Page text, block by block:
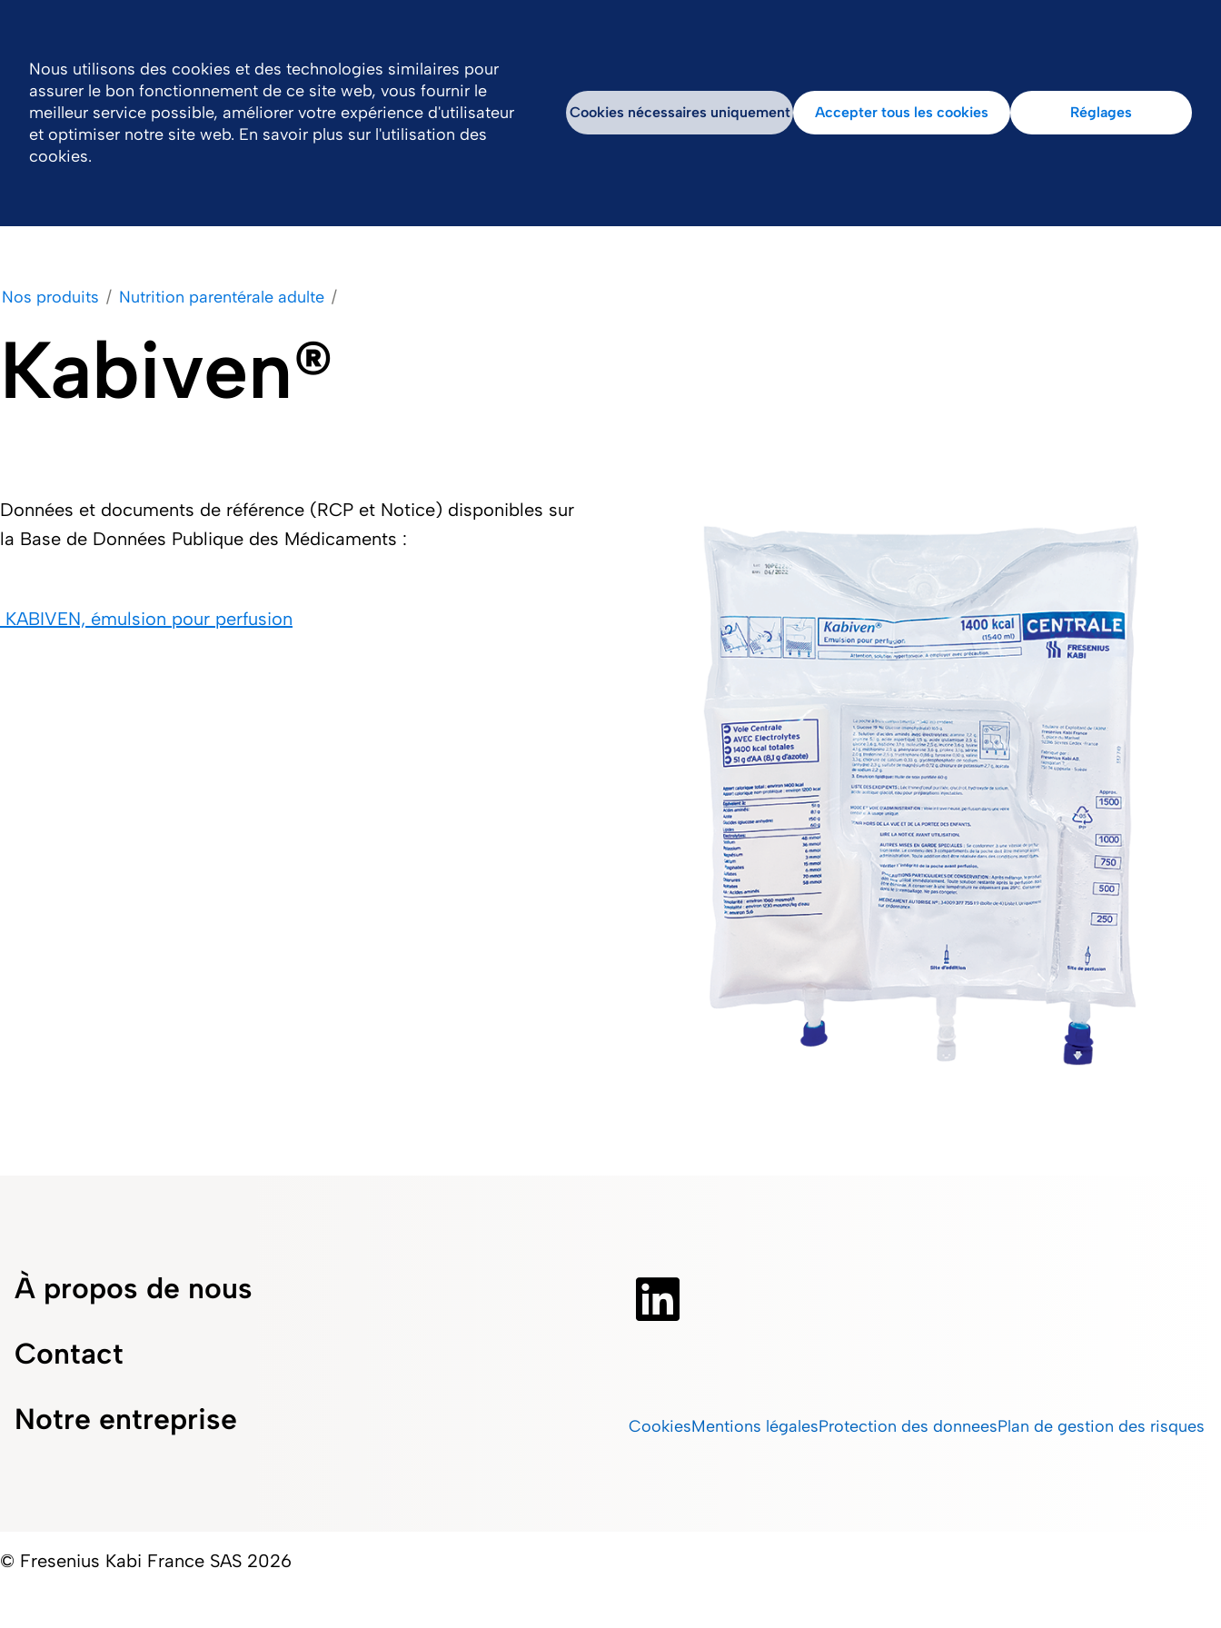
Notre entreprise Nos produits Notre expertise Nos actualités Travailler avec nous Nos sites en France
Nos produits Nutrition parentérale adulte
Kabiven®
Données et documents de référence (RCP et Notice) disponibles sur
la Base de Données Publique des Médicaments :
KABIVEN, émulsion pour perfusion
À propos de nous
Contact
Notre entreprise
CookiesMentions légalesProtection des donneesPlan de gestion des risques
© Fresenius Kabi France SAS 2026
Nous utilisons des cookies et des technologies similaires pour
assurer le bon fonctionnement de ce site web, vous fournir le
meilleur service possible, améliorer votre expérience d'utilisateur
et optimiser notre site web. En savoir plus sur l'utilisation des
cookies.
Cookies nécessaires uniquement Accepter tous les cookies Réglages